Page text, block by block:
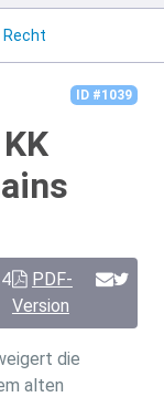
Recht
ID #1039
PDF-
Version
die
alten